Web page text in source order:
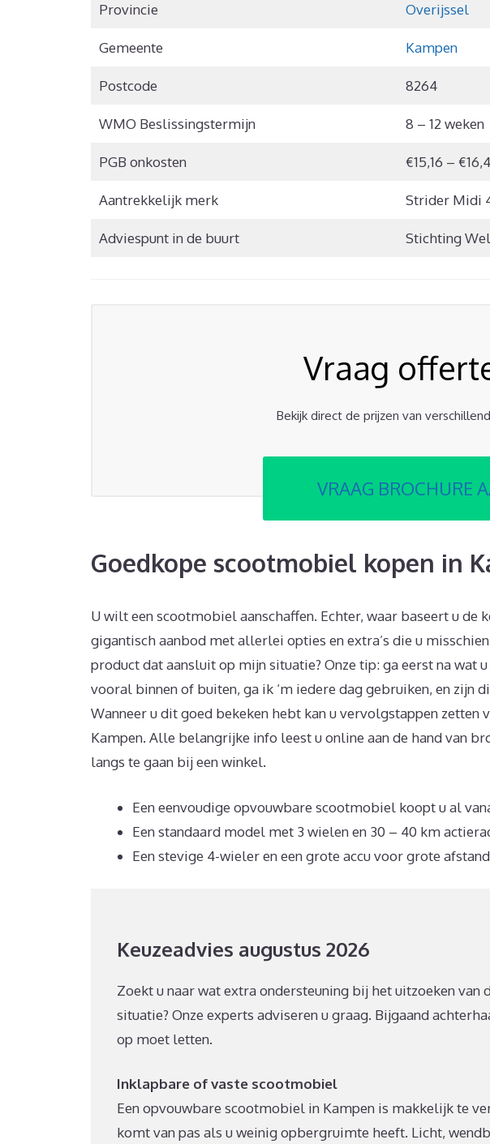
Provincie Overijssel
Gemeente Kampen
Postcode 8264
WMO Beslissingstermijn 8 – 12 weken
PGB onkosten €15,16 –
Aantrekkelijk merk Strider Midi
Adviespunt in de buurt Stichting
Vraag
Bekijk direct de prijzen van
VRAAG BROCHURE
Goedkope scootmobiel kopen in
U wilt een scootmobiel aanschaffen. Echter, waar baseert u de
gigantisch aanbod met allerlei opties en extra’s die u
product dat aansluit op mijn situatie? Onze tip: ga eerst na wat
vooral binnen of buiten, ga ik ‘m iedere dag gebruiken, en zijn
Wanneer u dit goed bekeken hebt kan u vervolgstappen
Kampen. Alle belangrijke info leest u online aan de hand van
langs te gaan bij een winkel.
Een eenvoudige opvouwbare scootmobiel koopt u al
Een standaard model met 3 wielen en 30 – 40 km
Een stevige 4-wieler en een grote accu voor grote
Keuzeadvies augustus 2026
Zoekt u naar wat extra ondersteuning bij het uitzoeken
situatie? Onze experts adviseren u graag. Bijgaand
op moet letten.
Inklapbare of vaste scootmobiel
Een opvouwbare scootmobiel in Kampen is makkelijk te
komt van pas als u weinig opbergruimte heeft. Licht,